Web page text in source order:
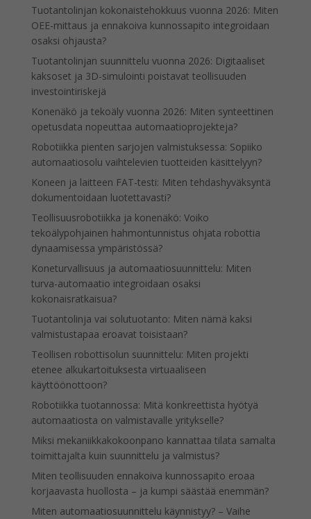
Tuotantolinjan kokonaistehokkuus vuonna 2026: Miten
OEE-mittaus ja ennakoiva kunnossapito integroidaan
osaksi ohjausta?
Tuotantolinjan suunnittelu vuonna 2026: Digitaaliset
kaksoset ja 3D-simulointi poistavat teollisuuden
investointiriskejä
Konenäkö ja tekoäly vuonna 2026: Miten synteettinen
opetusdata nopeuttaa automaatioprojekteja?
Robotiikka pienten sarjojen valmistuksessa: Sopiiko
automaatiosolu vaihtelevien tuotteiden käsittelyyn?
Koneen ja laitteen FAT-testi: Miten tehdashyväksyntä
dokumentoidaan luotettavasti?
Teollisuusrobotiikka ja konenäkö: Voiko
tekoälypohjainen hahmontunnistus ohjata robottia
dynaamisessa ympäristössä?
Koneturvallisuus ja automaatiosuunnittelu: Miten
turva-automaatio integroidaan osaksi
kokonaisratkaisua?
Tuotantolinja vai solutuotanto: Miten nämä kaksi
valmistustapaa eroavat toisistaan?
Teollisen robottisolun suunnittelu: Miten projekti
etenee alkukartoituksesta virtuaaliseen
käyttöönottoon?
Robotiikka tuotannossa: Mitä konkreettista hyötyä
automaatiosta on valmistavalle yritykselle?
Miksi mekaniikkakokoonpano kannattaa tilata samalta
toimittajalta kuin suunnittelu ja valmistus?
Miten teollisuuden ennakoiva kunnossapito eroaa
korjaavasta huollosta – ja kumpi säästää enemmän?
Miten automaatiosuunnittelu käynnistyy? – Vaihe